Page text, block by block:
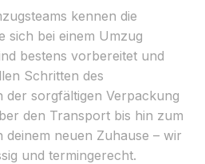
kennen die
sich bei einem Umzug
bestens vorbereitet und
Schritten des
der sorgfältigen Verpackung
den Transport bis hin zum
neuen Zuhause – wir
und termingerecht.